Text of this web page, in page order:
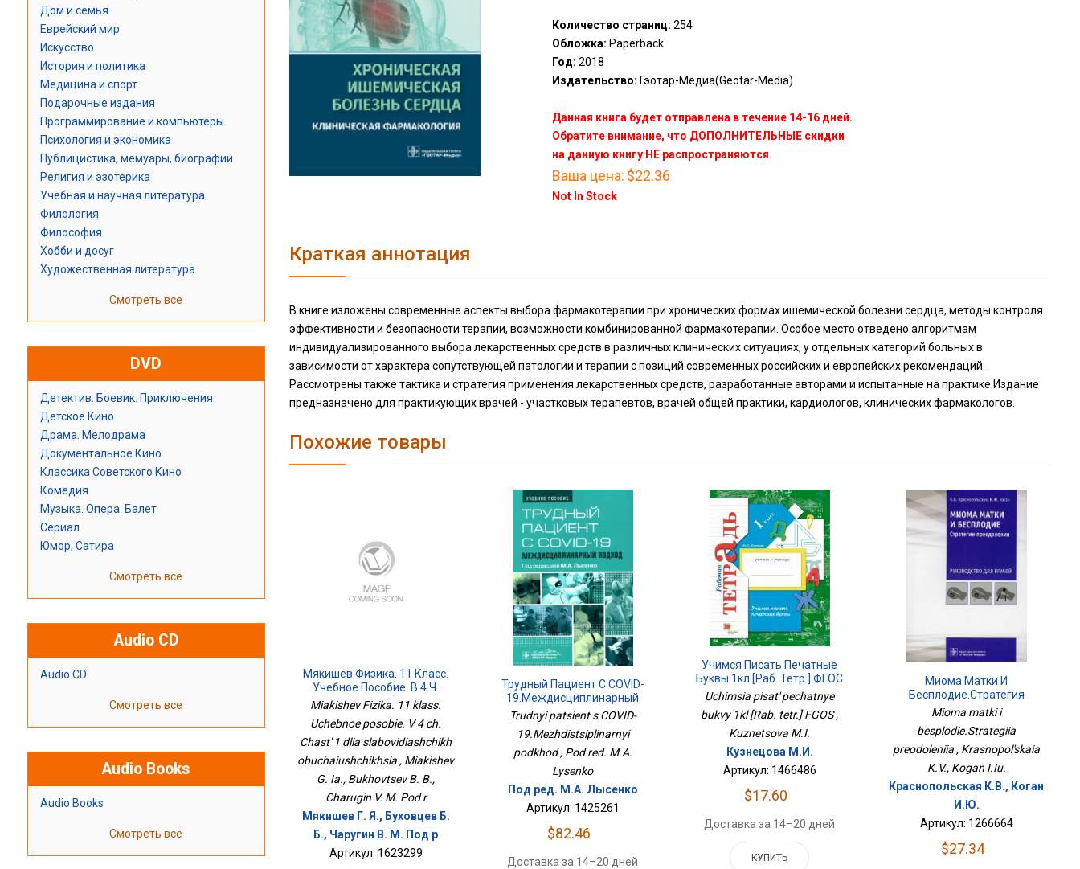
Дом и семья
Еврейский мир
Искусство
История и политика
Медицина и спорт
Подарочные издания
Программирование и компьютеры
Психология и экономика
Публицистика, мемуары, биографии
Религия и эзотерика
Учебная и научная литература
Филология
Философия
Хобби и досуг
Художественная литература
Смотреть все
DVD
Детектив. Боевик. Приключения
Детское Кино
Драма. Мелодрама
Документальное Кино
Классика Советского Кино
Комедия
Музыка. Опера. Балет
Сериал
Юмор, Сатира
Смотреть все
Audio CD
Audio CD
Смотреть все
Audio Books
Audio Books
Смотреть все
Количество страниц: 254
Обложка: Paperback
Год: 2018
Издательство: Гэотар-Медиа(Geotar-Media)
Данная книга будет отправлена в течение 14-16 дней.
Обратите внимание, что ДОПОЛНИТЕЛЬНЫЕ скидки
на данную книгу НЕ распространяются.
Ваша цена: $22.36
Not In Stock
Краткая аннотация
В книге изложены современные аспекты выбора фармакотерапии при хронических формах ишемической болезни сердца, методы контроля
эффективности и безопасности терапии, возможности комбинированной фармакотерапии. Особое место отведено алгоритмам
индивидуализированного выбора лекарственных средств в различных клинических ситуациях, у отдельных категорий больных в
зависимости от характера сопутствующей патологии и терапии с позиций современных российских и европейских рекомендаций.
Рассмотрены также тактика и стратегия применения лекарственных средств, разработанные авторами и испытанные на практике.Издание
предназначено для практикующих врачей - участковых терапевтов, врачей общей практики, кардиологов, клинических фармакологов.
Похожие товары
Мякишев Физика. 11 Класс.
Учебное Пособие. В 4 Ч.
Часть 1 Для Слабовидящих
Miakishev Fizika. 11 klass.
Uchebnoe posobie. V 4 ch.
Chast' 1 dlia slabovidiashchikh
obuchaiushchikhsia , Miakishev
G. Ia., Bukhovtsev B. B.,
Charugin V. M. Pod r
Мякишев Г. Я., Буховцев Б.
Б., Чаругин В. М. Под р
Артикул: 1623299
Трудный Пациент С COVID-
19.Междисциплинарный
Подход
Trudnyi patsient s COVID-
19.Mezhdistsiplinarnyi
podkhod , Pod red. M.A.
Lysenko
Под ред. М.А. Лысенко
Артикул: 1425261
$82.46
Доставка за 14–20 дней
Учимся Писать Печатные
Буквы 1кл [Раб. Тетр.] ФГОС
Uchimsia pisat' pechatnye
bukvy 1kl [Rab. tetr.] FGOS ,
Kuznetsova M.I.
Кузнецова М.И.
Артикул: 1466486
$17.60
Доставка за 14–20 дней
КУПИТЬ
Миома Матки И
Бесплодие.Стратегия
Преодоления
Mioma matki i
besplodie.Strategiia
preodoleniia , Krasnopol'skaia
K.V., Kogan I.Iu.
Краснопольская К.В., Коган
И.Ю.
Артикул: 1266664
$27.34